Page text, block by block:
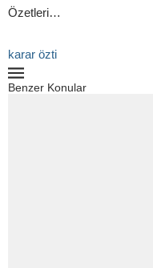
Özetleri…
karar özti
Benzer Konular